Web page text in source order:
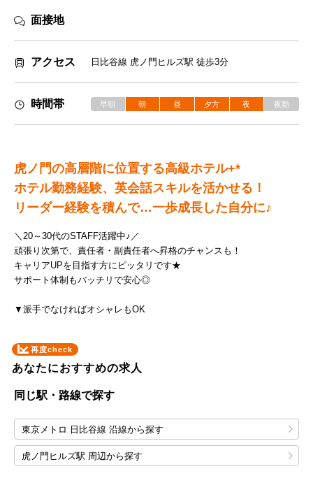
面接地
アクセス 日比谷線 虎ノ門ヒルズ駅 徒歩3分
時間帯 早朝 朝 昼 夕方 夜 夜勤
虎ノ門の高層階に位置する高級ホテル+*
ホテル勤務経験、英会話スキルを活かせる！
リーダー経験を積んで…一歩成長した自分に♪
＼20～30代のSTAFF活躍中♪／
頑張り次第で、責任者・副責任者へ昇格のチャンスも！
キャリアUPを目指す方にピッタリです★
サポート体制もバッチリで安心◎
▼派手でなければオシャレもOK
再度check
あなたにおすすめの求人
同じ駅・路線で探す
東京メトロ 日比谷線 沿線から探す
虎ノ門ヒルズ駅 周辺から探す